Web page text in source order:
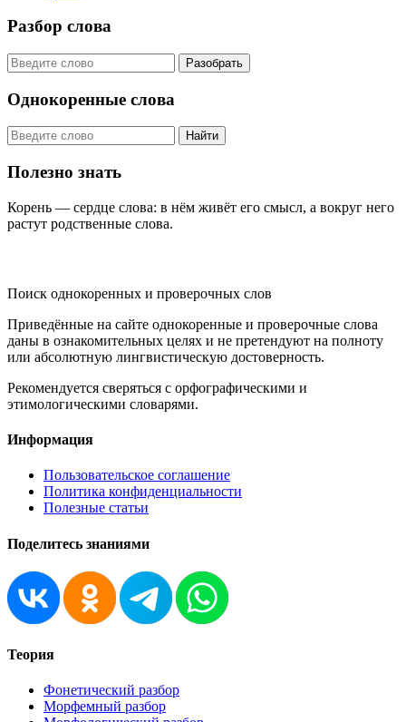
Разбор слова
Разобрать
Однокоренные слова
Найти
Полезно знать
Корень — сердце слова: в нём живёт его смысл, а вокруг него
растут родственные слова.
Поиск однокоренных и проверочных слов
Приведённые на сайте однокоренные и проверочные слова
даны в ознакомительных целях и не претендуют на полноту
или абсолютную лингвистическую достоверность.
Рекомендуется сверяться с орфографическими и
этимологическими словарями.
Информация
Пользовательское соглашение
Политика конфиденциальности
Полезные статьи
Поделитесь знаниями
Теория
Фонетический разбор
Морфемный разбор